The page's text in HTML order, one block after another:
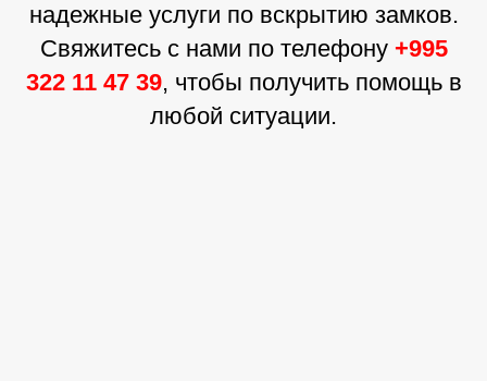
надежные услуги по вскрытию замков.
Свяжитесь с нами по телефону +995
322 11 47 39, чтобы получить помощь в
любой ситуации.